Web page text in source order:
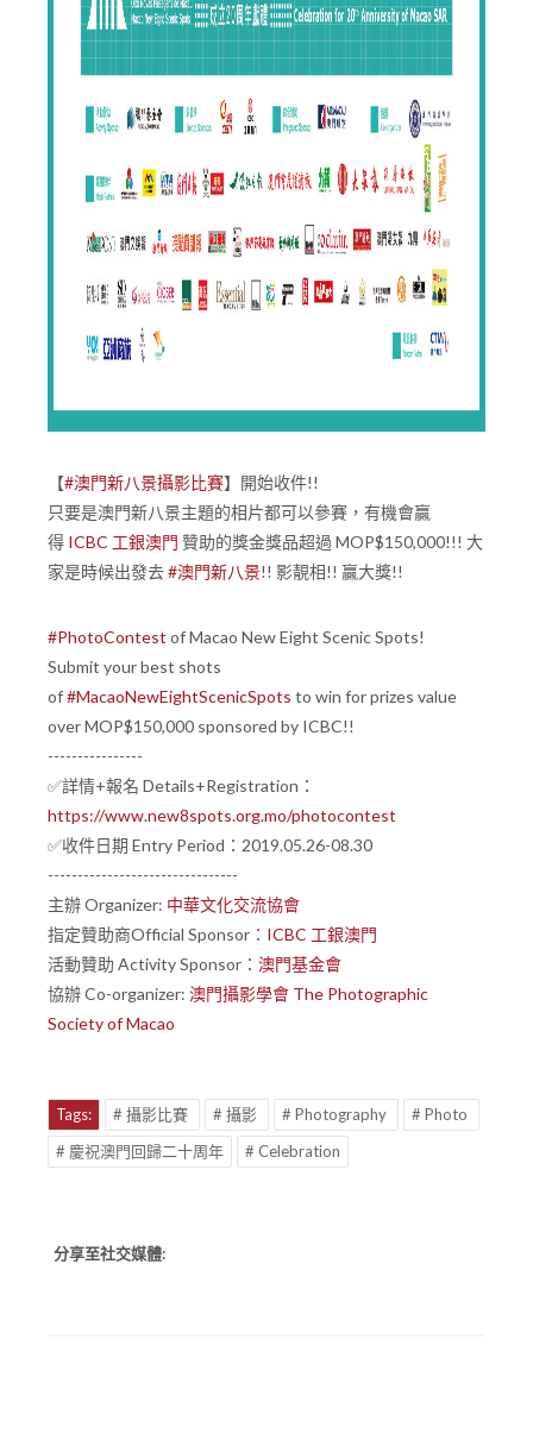
【#澳門新八景攝影比賽】開始收件!!
只要是澳門新八景主題的相片都可以參賽，有機會贏
得 ICBC 工銀澳門 贊助的獎金獎品超過 MOP$150,000!!! 大
家是時候出發去#澳門新八景!! 影靚相!! 贏大獎!!
#PhotoContest of Macao New Eight Scenic Spots!
Submit your best shots
of#MacaoNewEightScenicSpots to win for prizes value
over MOP$150,000 sponsored by ICBC!!
----------------
✅詳情+報名 Details+Registration：
https://www.new8spots.org.mo/photocontest
✅收件日期 Entry Period：2019.05.26-08.30
--------------------------------
主辦 Organizer: 中華文化交流協會
指定贊助商Official Sponsor： ICBC 工銀澳門
活動贊助 Activity Sponsor： 澳門基金會
協辦 Co-organizer: 澳門攝影學會 The Photographic
Society of Macao
Tags: # 攝影比賽 # 攝影 # Photography
# Photo
# 慶祝澳門回歸二十周年
# Celebration
分享至社交媒體: